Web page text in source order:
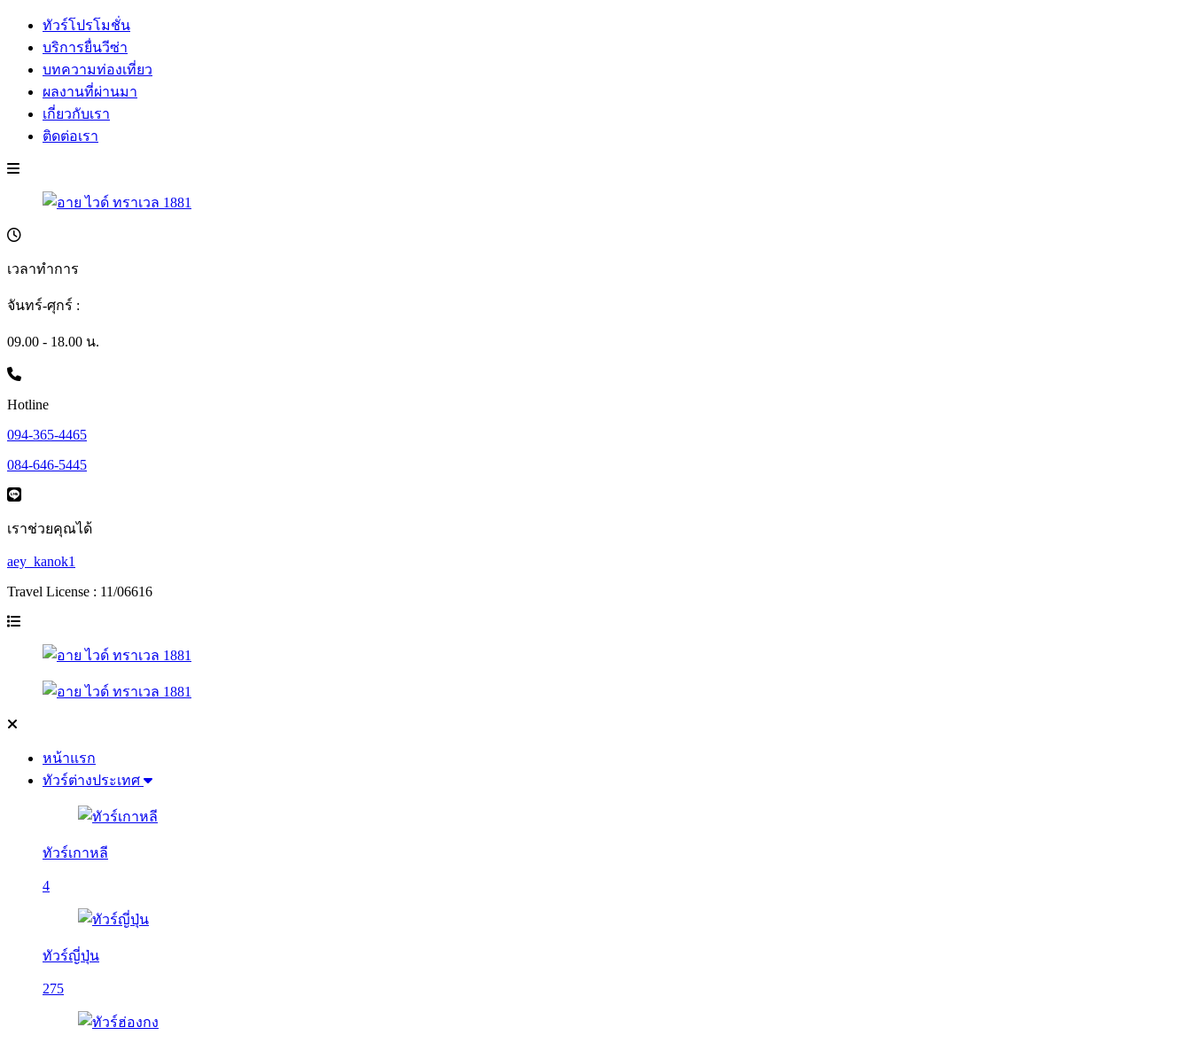
ทัวร์โปรโมชั่น
บริการยื่นวีซ่า
บทความท่องเที่ยว
ผลงานที่ผ่านมา
เกี่ยวกับเรา
ติดต่อเรา
เวลาทำการ
จันทร์-ศุกร์ :
09.00 - 18.00 น.
Hotline
094-365-4465
084-646-5445
เราช่วยคุณได้
aey_kanok1
Travel License : 11/06616
หน้าแรก
ทัวร์ต่างประเทศ
ทัวร์เกาหลี
4
ทัวร์ญี่ปุ่น
275